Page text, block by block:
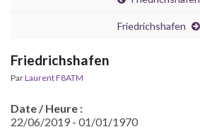
Friedrichshafen
Friedrichshafen
ParLaurent F8ATM
Date / Heure :
22/06/2019 - 01/01/1970